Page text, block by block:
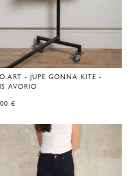
- JUPE GONNA KITE -
AVORIO
€